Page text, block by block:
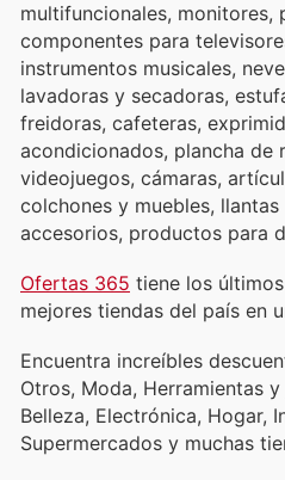
multifuncionales, monitores,
componentes para
instrumentos musicales,
lavadoras y secadoras,
freidoras, cafeteras,
acondicionados, plancha de
videojuegos, cámaras,
colchones y muebles,
accesorios, productos para
Ofertas 365 tiene los
mejores tiendas del país en
Encuentra increíbles
Otros, Moda, Herramientas
Belleza, Electrónica, Hogar,
Supermercados y muchas